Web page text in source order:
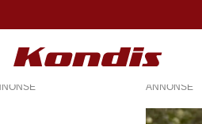
ANNONSE